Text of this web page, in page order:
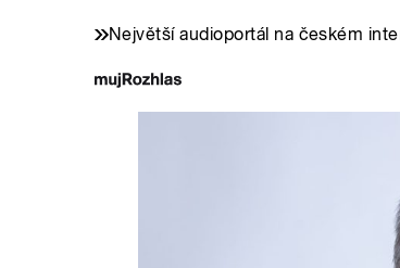
Největší audioportál na českém